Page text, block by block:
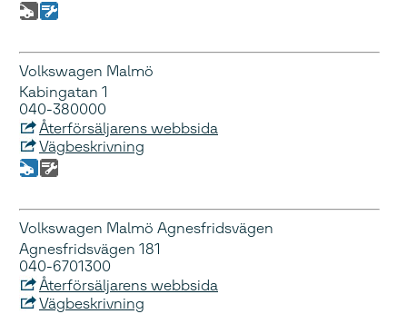
Volkswagen Malmö
Kabingatan 1
040-380000
Återförsäljarens webbsida
Vägbeskrivning
Volkswagen Malmö Agnesfridsvägen
Agnesfridsvägen 181
040-6701300
Återförsäljarens webbsida
Vägbeskrivning